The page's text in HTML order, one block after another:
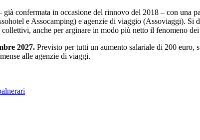
confermata in occasione del rinnovo del 2018 – con una
e Assocamping) e agenzie di viaggio (Assoviaggi).
anche per arginare in modo più netto il fenomeno
2027. Previsto per tutti un aumento salariale di 200 euro,
alle agenzie di viaggi.